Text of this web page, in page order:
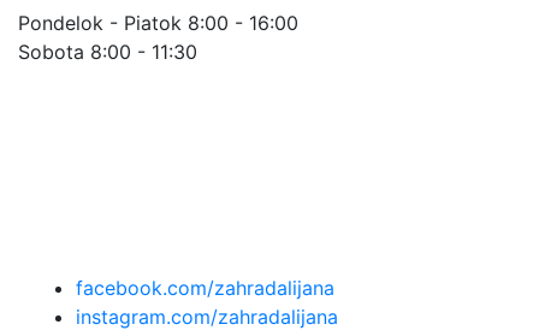
Pondelok - Piatok 8:00 - 16:00
Sobota 8:00 - 11:30
facebook.com/zahradalijana
instagram.com/zahradalijana